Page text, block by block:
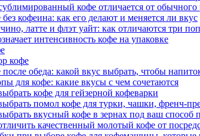
кофе отличается от обычного
кофеина: как его делают и меняется ли вкус
латте и флэт уайт: как отличаются три
интенсивность кофе на упаковке
кофе
обеда: какой вкус выбрать, чтобы
для кофе: какие вкусы с чем сочетаются
кофе для гейзерной кофеварки
помол кофе для турки, чашки, френч-
вкусный кофе в зернах под ваш способ
качественный молотый кофе от